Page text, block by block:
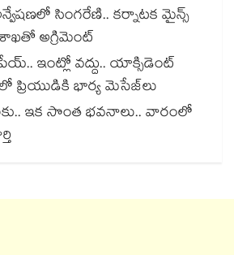
సింగరేణి.. కర్నాటక మైన్స్
అగ్రిమెంట్
ఇంట్లో వద్దు.. యాక్సిడెంట్
భార్య మెసేజ్‌‌‌‌‌‌‌‌‌‌‌‌‌‌‌‌లు
ఇక సొంత భవనాలు.. వారంలో